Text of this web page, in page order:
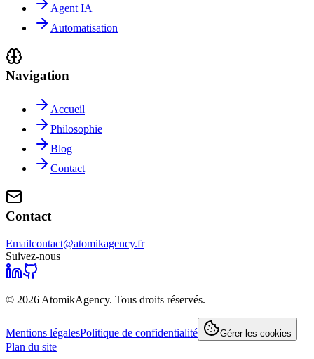
Agent IA
Automatisation
Navigation
Accueil
Philosophie
Blog
Contact
Contact
Emailcontact@atomikagency.fr
Suivez-nous
© 2026 AtomikAgency. Tous droits réservés.
Mentions légalesPolitique de confidentialité Gérer les cookies
Plan du site